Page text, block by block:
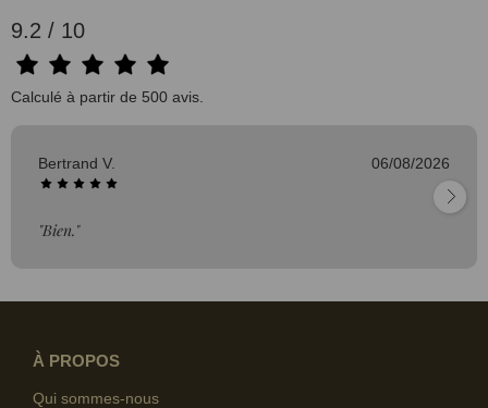
9.2 / 10
Calculé à partir de 500 avis.
Bertrand V. 06/08/2026
"Bien."
À PROPOS
Qui sommes-nous